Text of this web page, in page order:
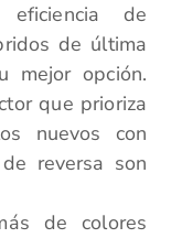
de
de última
mejor opción.
que prioriza
nuevos con
reversa son
de colores